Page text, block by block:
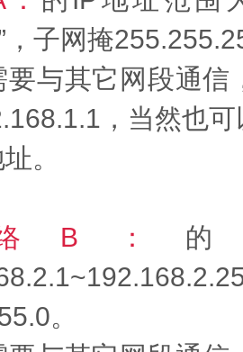
，子网掩
要与其它网段通信
，当然也
。
B：
。